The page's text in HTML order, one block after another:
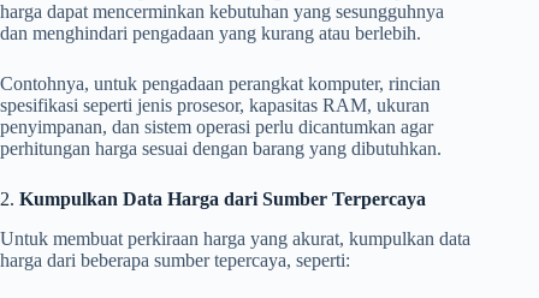
harga dapat mencerminkan kebutuhan yang sesungguhnya
dan menghindari pengadaan yang kurang atau berlebih.
Contohnya, untuk pengadaan perangkat komputer, rincian
spesifikasi seperti jenis prosesor, kapasitas RAM, ukuran
penyimpanan, dan sistem operasi perlu dicantumkan agar
perhitungan harga sesuai dengan barang yang dibutuhkan.
2. Kumpulkan Data Harga dari Sumber Terpercaya
Untuk membuat perkiraan harga yang akurat, kumpulkan data
harga dari beberapa sumber tepercaya, seperti: